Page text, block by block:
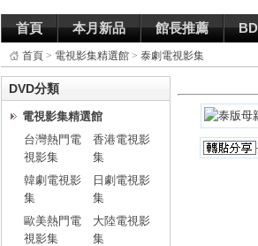
首頁 本月新品 館長推薦
首頁 > 電視影集精選館 > 泰劇電視影集
DVD分類
電視影集精選館
台灣熱門電
視影集
香港電視影
集
韓劇電視影
集
日劇電視影
集
歐美熱門電
視影集
大陸電視影
集